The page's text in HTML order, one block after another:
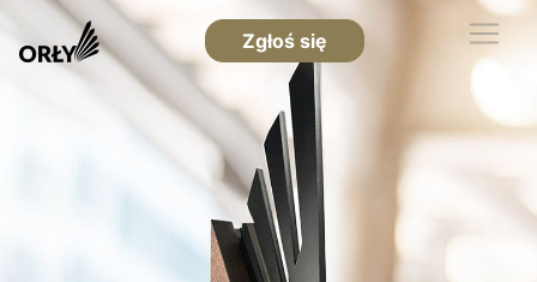
Zgłoś się